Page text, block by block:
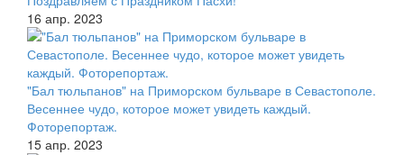
16 апр. 2023
"Бал тюльпанов" на Приморском бульваре в Севастополе.
Весеннее чудо, которое может увидеть каждый.
Фоторепортаж.
15 апр. 2023